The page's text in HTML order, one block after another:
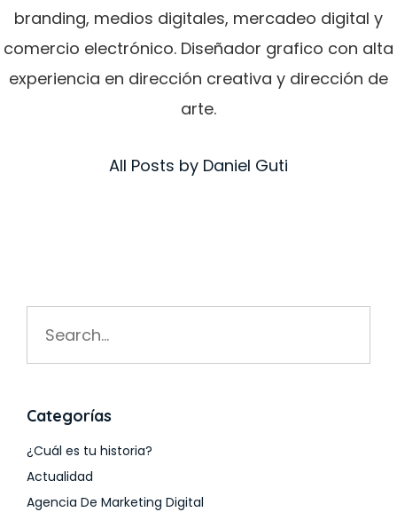
branding, medios digitales, mercadeo digital y
comercio electrónico. Diseñador grafico con alta
experiencia en dirección creativa y dirección de
arte.
All Posts by Daniel Guti
for:
Categorías
¿Cuál es tu historia?
Actualidad
Agencia De Marketing Digital